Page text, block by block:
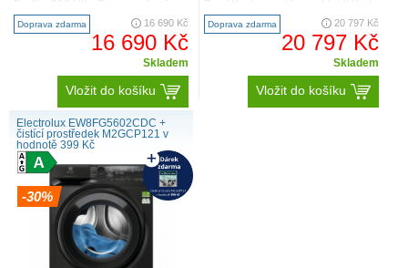
vypere každé vlákno vašeho
oblečení...
Doprava zdarma 16 690 Kč
16 690 Kč
Skladem
Vložit do košíku
nejpokročilejšími techno..
Doprava zdarma 20 797 Kč
20 797 Kč
Skladem
Vložit do košíku
Electrolux EW8FG5602CDC +
čistící prostředek M2GCP121 v
hodnotě 399 Kč
-30%